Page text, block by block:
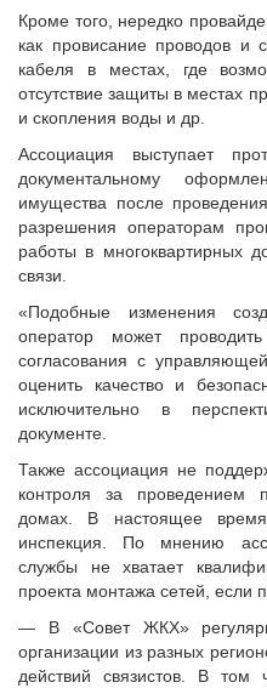
Новости юридического
Кроме того, нередко
как провисание проводов и
кабеля в местах, где
отсутствие защиты в местах
и скопления воды и др.
Ассоциация выступает
документальному
имущества после
разрешения операторам
работы в многоквартирных
связи.
«Подобные изменения
оператор может
согласования с
оценить качество и
исключительно в
документе.
Также ассоциация не
контроля за проведением
домах. В настоящее
инспекция. По мнению
службы не хватает
проекта монтажа сетей, если
— В «Совет ЖКХ»
организации из разных
действий связистов. В